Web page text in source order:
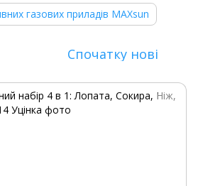
газових приладів MAXsun
Спочатку нові